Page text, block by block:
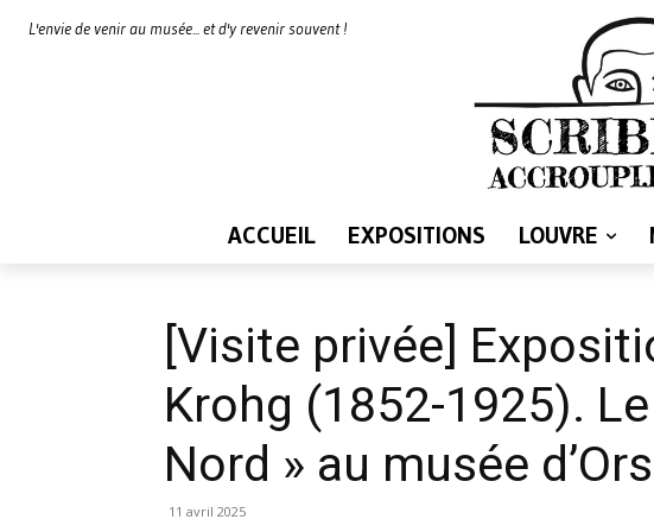
L'envie de venir au musée... et d'y revenir souvent !
ACCUEIL EXPOSITIONS LOUVRE
[Visite privée]
Krohg (1852-1925).
Nord » au musée
11 avril 2025